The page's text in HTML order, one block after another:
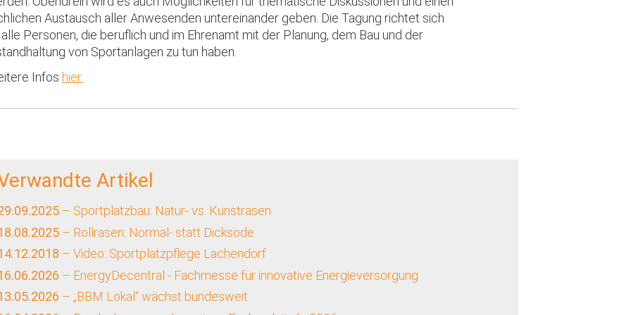
Austausch aller Anwesenden untereinander geben. Die Tagung richtet sich
alle Personen, die beruflich und im Ehrenamt mit der Planung, dem Bau und der
von Sportanlagen zu tun haben.
Infos hier.
Artikel
– Sportplatzbau: Natur- vs. Kunstrasen
– Rollrasen: Normal- statt Dicksode
– Video: Sportplatzpflege Lachendorf
– EnergyDecentral - Fachmesse für innovative Energieversorgung
– „BBM Lokal“ wächst bundesweit